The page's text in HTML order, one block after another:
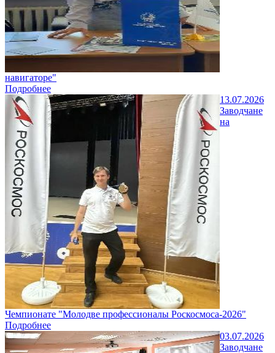
навигаторе"
Подробнее
13.07.2026
Заводчане
на
Чемпионате "Молодве профессионалы Роскосмоса-2026"
Подробнее
03.07.2026
Заводчане